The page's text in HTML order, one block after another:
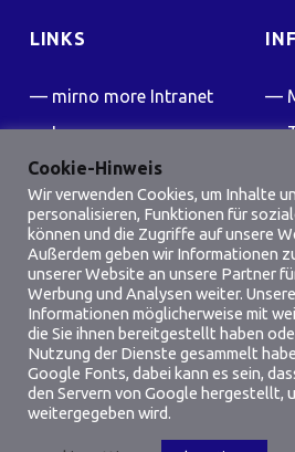
LINKS
mirno more Intranet
Impressum
Kontakt
FAQ
Friedensflotte Wiki
SOCIAL MEDIA
Facebook
Instagram
Cookie-Hinweis
Wir verwenden Cookies, um Inhalte
personalisieren, Funktionen für
können und die Zugriffe auf unsere
Außerdem geben wir Informationen
unserer Website an unsere Partner
Werbung und Analysen weiter.
Informationen möglicherweise mit
die Sie ihnen bereitgestellt haben
Nutzung der Dienste gesammelt
Google Fonts, dabei kann es sein,
den Servern von Google hergestellt,
weitergegeben wird.